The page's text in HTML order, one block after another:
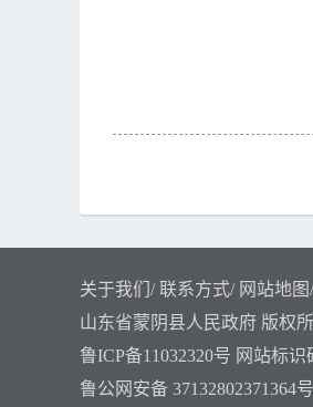
关于我们 /联系方式/ 网站地图
山东省蒙阴县人民政府 版权
鲁ICP备11032320号 网站标识
鲁公网安备 37132802371364号